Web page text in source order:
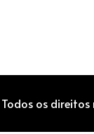
os direitos